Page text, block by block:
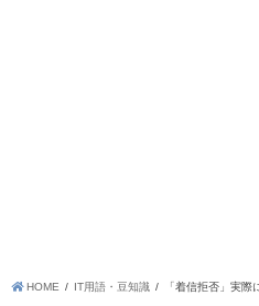
HOME IT用語・豆知識 「着信拒否」実